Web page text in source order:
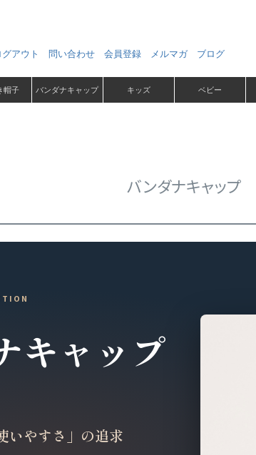
グアウト 問い合わせ 会員登録 メルマガ ブログ
帽子 バンダナキャップ キッズ ベビー
バンダナキャップ
キャップ
いやすさ」の追求